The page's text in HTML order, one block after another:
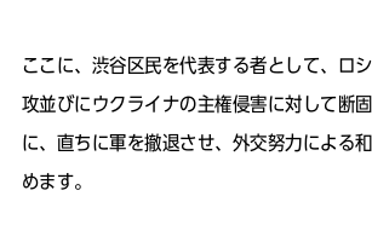
ここに、渋谷区民を代表する者として、ロ
攻並びにウクライナの主権侵害に対して断
に、直ちに軍を撤退させ、外交努力による
めます。